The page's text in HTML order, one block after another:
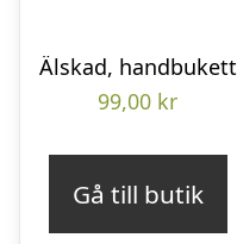
Älskad, handbukett
99,00 kr
Gå till butik